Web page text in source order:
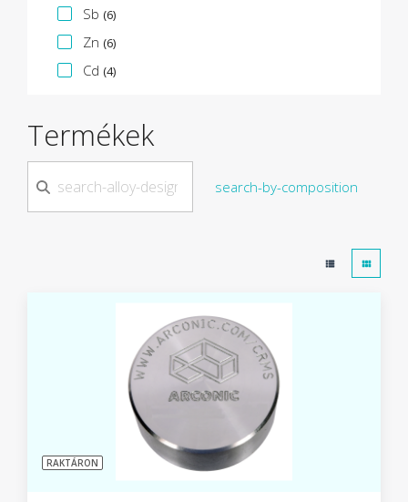
Sb (6)
Zn (6)
Cd (4)
Termékek
search-by-composition
RAKTÁRON